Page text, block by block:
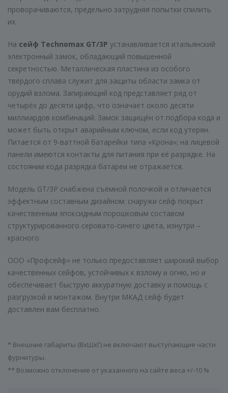
проворачиваются, предельно затрудняя попытки спилить
их.
На сейф Technomax GT/3P устанавливается итальянский
электронный замок, обладающий повышенной
секретностью. Металлическая пластина из особого
твёрдого сплава служит для защиты области замка от
орудий взлома. Запирающий код представляет ряд от
четырёх до десяти цифр, что означает около десяти
миллиардов комбинаций. Замок защищён от подбора кода и
может быть открыт аварийным ключом, если код утерян.
Питается от 9-ваттной батарейки типа «Крона»; на лицевой
панели имеются контакты для питания при её разрядке. На
состоянии кода разрядка батареи не отражается.
Модель GT/3P снабжена съёмной полочкой и отличается
эффектным составным дизайном: снаружи сейф покрыт
качественным эпоксидным порошковым составом
структурированного серовато-синего цвета, изнутри –
красного.
ООО «Профсейф» не только предоставляет широкий выбор
качественных сейфов, устойчивых к взлому и огню, но и
обеспечивает быструю аккуратную доставку и помощь с
разгрузкой и монтажом. Внутри МКАД сейф будет
доставлен вам бесплатно.
* Внешние габариты (ВхШхГ) не включают выступающие части
фурнитуры.
** Возможно отклонение от указанного на сайте веса +/-10 %